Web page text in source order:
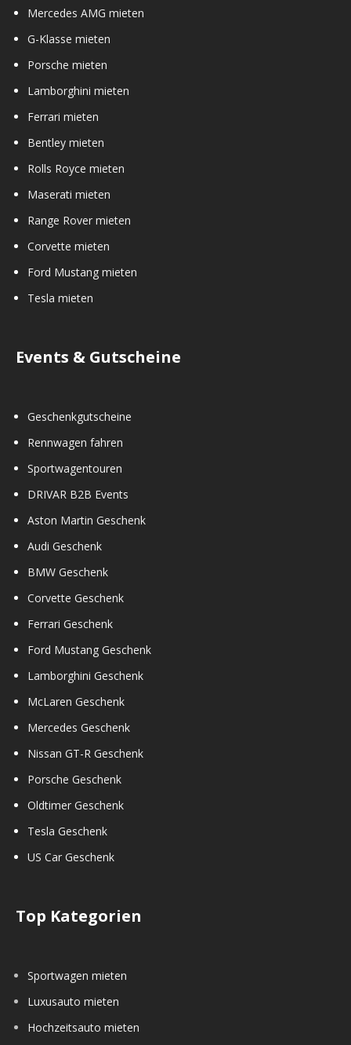
Mercedes AMG mieten
G-Klasse mieten
Porsche mieten
Lamborghini mieten
Ferrari mieten
Bentley mieten
Rolls Royce mieten
Maserati mieten
Range Rover mieten
Corvette mieten
Ford Mustang mieten
Tesla mieten
Events & Gutscheine
Geschenkgutscheine
Rennwagen fahren
Sportwagentouren
DRIVAR B2B Events
Aston Martin Geschenk
Audi Geschenk
BMW Geschenk
Corvette Geschenk
Ferrari Geschenk
Ford Mustang Geschenk
Lamborghini Geschenk
McLaren Geschenk
Mercedes Geschenk
Nissan GT-R Geschenk
Porsche Geschenk
Oldtimer Geschenk
Tesla Geschenk
US Car Geschenk
Top Kategorien
Sportwagen mieten
Luxusauto mieten
Hochzeitsauto mieten